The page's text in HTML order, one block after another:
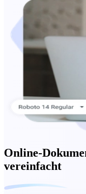
Online-
vereinfacht